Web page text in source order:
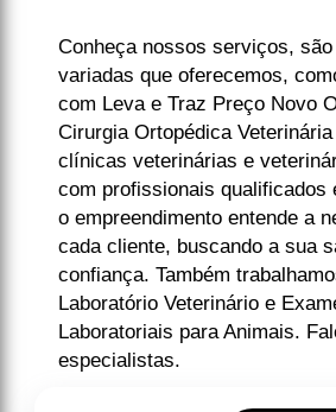
Conheça nossos serviços, são
variadas que oferecemos,
com Leva e Traz Preço Novo
Cirurgia Ortopédica
clínicas veterinárias e
com profissionais qualificados
o empreendimento entende a
cada cliente, buscando a sua
confiança. Também
Laboratório Veterinário e
Laboratoriais para Animais.
especialistas.